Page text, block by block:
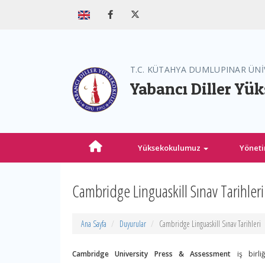
T.C. KÜTAHYA DUMLUPINAR
Yabancı Diller
Yüksekokulumuz
Cambridge Linguaskill Sınav Tarihleri
Ana Sayfa Duyurular Cambridge Linguaskill Sınav Tarihleri
Cambridge University Press & Assessment iş